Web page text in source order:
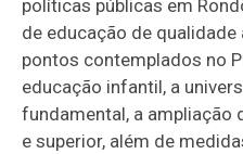
políticas públicas em
de educação de qualidade
pontos contemplados no
educação infantil, a
fundamental, a ampliação
e superior, além de